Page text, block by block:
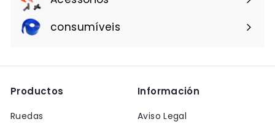
consumíveis
Productos
Ruedas
Información
Aviso Legal